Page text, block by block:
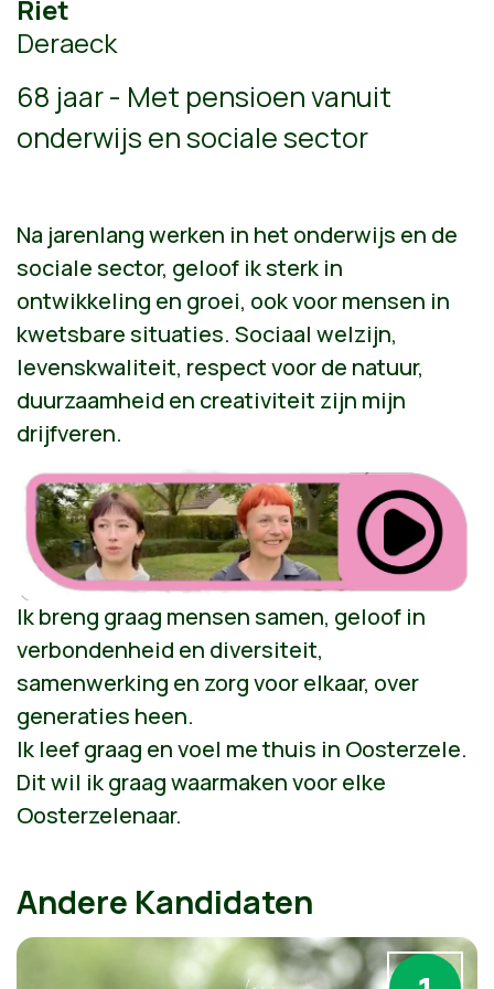
Riet
Deraeck
68 jaar - Met pensioen vanuit
onderwijs en sociale sector
Na jarenlang werken in het onderwijs en de
sociale sector, geloof ik sterk in
ontwikkeling en groei, ook voor mensen in
kwetsbare situaties. Sociaal welzijn,
levenskwaliteit, respect voor de natuur,
duurzaamheid en creativiteit zijn mijn
drijfveren.
Ik breng graag mensen samen, geloof in
verbondenheid en diversiteit,
samenwerking en zorg voor elkaar, over
generaties heen.
Ik leef graag en voel me thuis in Oosterzele.
Dit wil ik graag waarmaken voor elke
Oosterzelenaar.
Andere Kandidaten